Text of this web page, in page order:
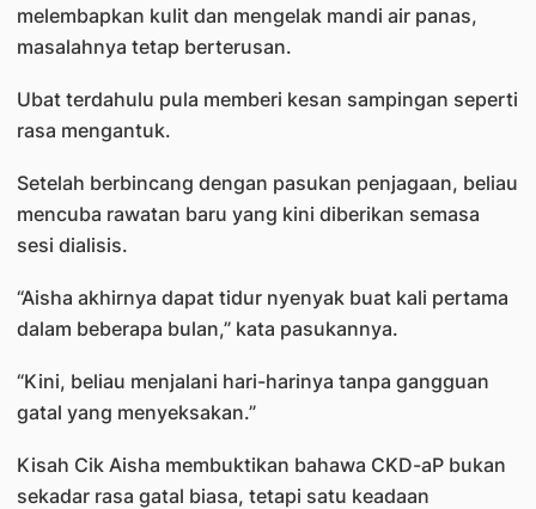
melembapkan kulit dan mengelak mandi air panas,
masalahnya tetap berterusan.
Ubat terdahulu pula memberi kesan sampingan seperti
rasa mengantuk.
Setelah berbincang dengan pasukan penjagaan, beliau
mencuba rawatan baru yang kini diberikan semasa
sesi dialisis.
“Aisha akhirnya dapat tidur nyenyak buat kali pertama
dalam beberapa bulan,” kata pasukannya.
“Kini, beliau menjalani hari-harinya tanpa gangguan
gatal yang menyeksakan.”
Kisah Cik Aisha membuktikan bahawa CKD-aP bukan
sekadar rasa gatal biasa, tetapi satu keadaan